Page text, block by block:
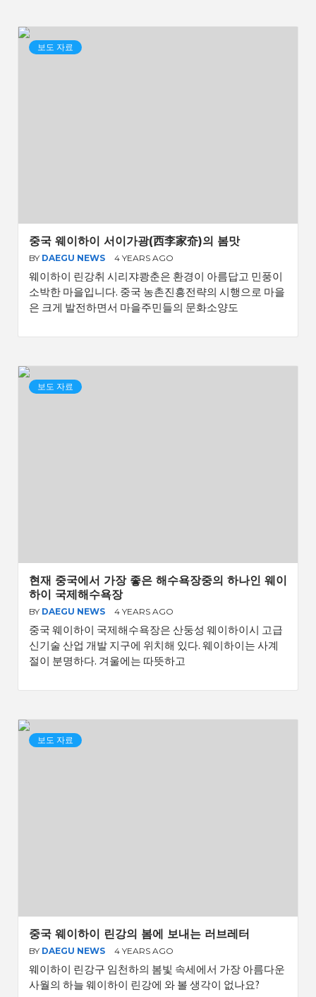
보도 자료
중국 웨이하이 서이가광(西李家夼)의 봄맛
BY DAEGU NEWS 4 YEARS AGO
웨이하이 린강취 시리쟈쾅춘은 환경이 아름답고 민풍이
소박한 마을입니다. 중국 농촌진흥전략의 시행으로 마을
은 크게 발전하면서 마을주민들의 문화소양도
보도 자료
현재 중국에서 가장 좋은 해수욕장중의 하나인 웨이
하이 국제해수욕장
BY DAEGU NEWS 4 YEARS AGO
중국 웨이하이 국제해수욕장은 산둥성 웨이하이시 고급
신기술 산업 개발 지구에 위치해 있다. 웨이하이는 사계
절이 분명하다. 겨울에는 따뜻하고
보도 자료
중국 웨이하이 린강의 봄에 보내는 러브레터
BY DAEGU NEWS 4 YEARS AGO
웨이하이 린강구 임천하의 봄빛 속세에서 가장 아름다운
사월의 하늘 웨이하이 린강에 와 볼 생각이 없나요?